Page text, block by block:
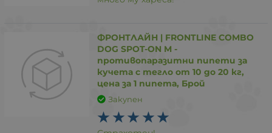
ФРОНТЛАЙН | FRONTLINE COMBO
DOG SPOT-ON M -
противопаразитни пипети за
кучета с тегло от 10 до 20 кг,
цена за 1 пипета, Брой
Закупен